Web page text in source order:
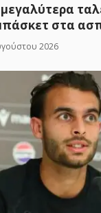
στα
2026